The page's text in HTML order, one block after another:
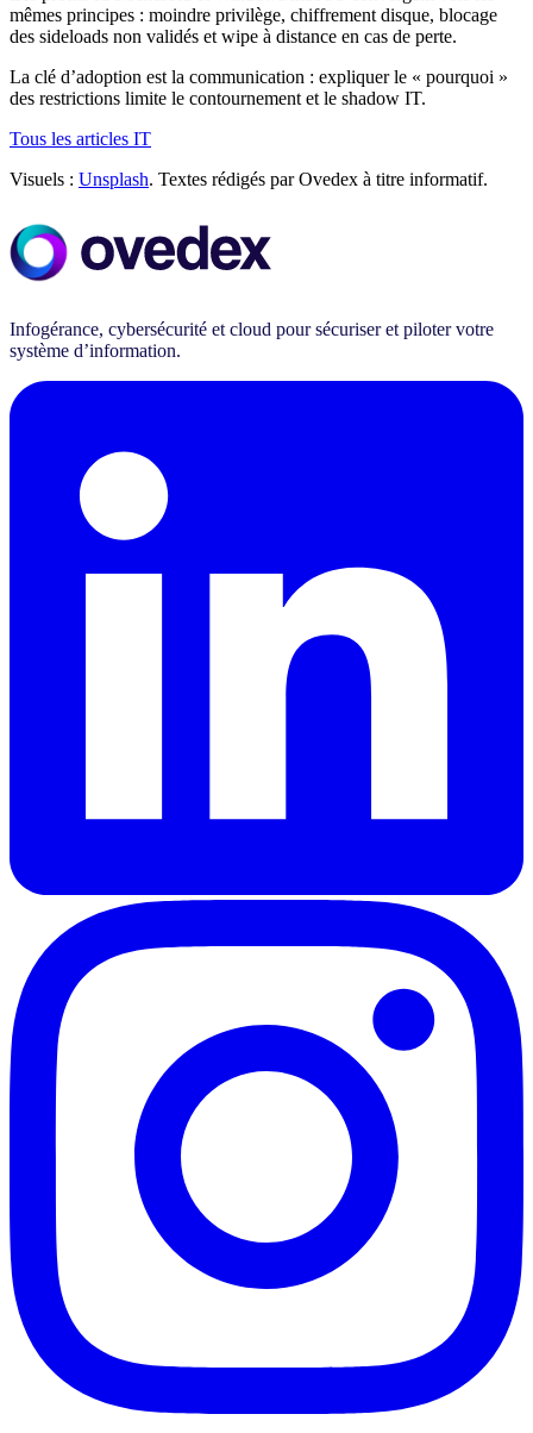
mêmes principes : moindre privilège, chiffrement disque, blocage
des sideloads non validés et wipe à distance en cas de perte.
La clé d’adoption est la communication : expliquer le « pourquoi »
des restrictions limite le contournement et le shadow IT.
Tous les articles IT
Visuels : Unsplash. Textes rédigés par Ovedex à titre informatif.
Infogérance, cybersécurité et cloud pour sécuriser et piloter votre
système d’information.